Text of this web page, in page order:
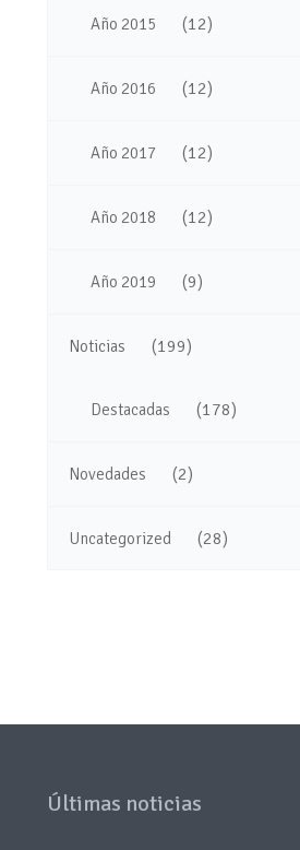
Año 2015 (12)
Año 2016 (12)
Año 2017 (12)
Año 2018 (12)
Año 2019 (9)
Noticias (199)
Destacadas (178)
Novedades (2)
Uncategorized (28)
Últimas noticias